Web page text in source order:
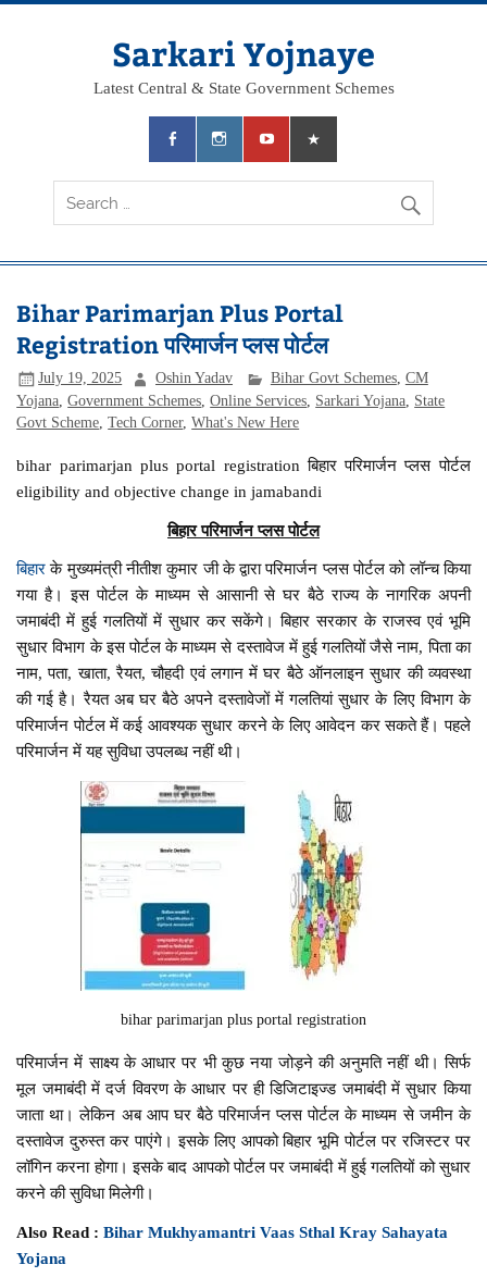
Skip
Sarkari Yojnaye
Latest Central & State Government Schemes
Bihar Parimarjan Plus Portal
Registration परिमार्जन प्लस पोर्टल
July 19, 2025 Oshin Yadav Bihar Govt Schemes, CM
Yojana ,Government Schemes ,Online Services Sarkari Yojana State
Govt Scheme ,Tech Corner,What's New Here
bihar parimarjan plus portal registration बिहार परिमार्जन प्लस पोर्टल
eligibility and objective change in jamabandi
बिहार परिमार्जन प्लस पोर्टल
बिहारके मुख्यमंत्री नीतीश कुमार जी के द्वारा परिमार्जन प्लस पोर्टल को लॉन्च किया
गया है। इस पोर्टल के माध्यम से आसानी से घर बैठे राज्य के नागरिक अपनी
जमाबंदी में हुई गलतियों में सुधार कर सकेंगे। बिहार सरकार के राजस्व एवं भूमि
सुधार विभाग के इस पोर्टल के माध्यम से दस्तावेज में हुई गलतियों जैसे नाम, पिता का
नाम, पता, खाता, रैयत, चौहदी एवं लगान में घर बैठे ऑनलाइन सुधार की व्यवस्था
की गई है। रैयत अब घर बैठे अपने दस्तावेजों में गलतियां सुधार के लिए विभाग के
परिमार्जन पोर्टल में कई आवश्यक सुधार करने के लिए आवेदन कर सकते हैं। पहले
परिमार्जन में यह सुविधा उपलब्ध नहीं थी।
bihar parimarjan plus portal registration
परिमार्जन में साक्ष्य के आधार पर भी कुछ नया जोड़ने की अनुमति नहीं थी। सिर्फ
मूल जमाबंदी में दर्ज विवरण के आधार पर ही डिजिटाइज्ड जमाबंदी में सुधार किया
जाता था। लेकिन अब आप घर बैठे परिमार्जन प्लस पोर्टल के माध्यम से जमीन के
दस्तावेज दुरुस्त कर पाएंगे। इसके लिए आपको बिहार भूमि पोर्टल पर रजिस्टर पर
लॉगिन करना होगा। इसके बाद आपको पोर्टल पर जमाबंदी में हुई गलतियों को सुधार
करने की सुविधा मिलेगी।
Also Read :Bihar Mukhyamantri Vaas Sthal Kray Sahayata
Yojana